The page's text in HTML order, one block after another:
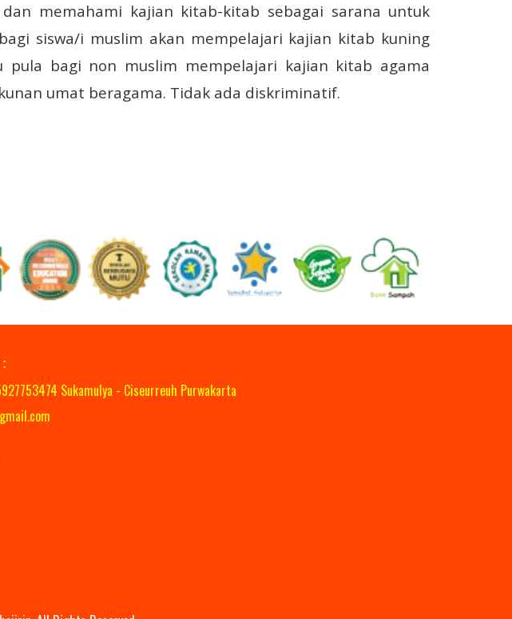
memahami kajian kitab-kitab sebagai sarana untuk
siswa/i muslim akan mempelajari kajian kitab kuning
pula bagi non muslim mempelajari kajian kitab agama
umat beragama. Tidak ada diskriminatif.
Sukamulya - Ciseurreuh Purwakarta